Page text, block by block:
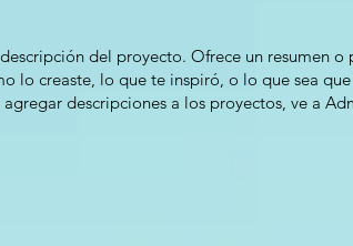
del proyecto. Ofrece un resumen o
lo creaste, lo que te inspiró, o lo que sea
agregar descripciones a los proyectos, ve a